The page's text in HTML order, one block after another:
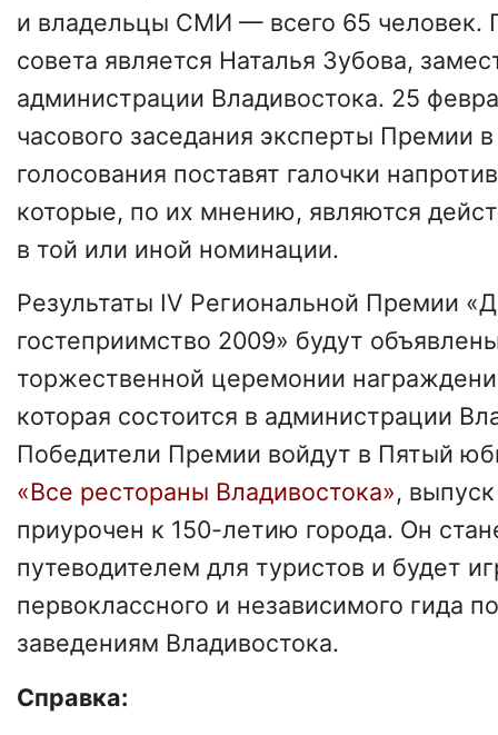
и владельцы СМИ — всего 65 человек.
совета является Наталья Зубова,
администрации Владивостока. 25
часового заседания эксперты Премии
голосования поставят галочки
которые, по их мнению, являются
в той или иной номинации.
Результаты IV Региональной Премии
гостеприимство 2009» будут
торжественной церемонии
которая состоится в администрации
Победители Премии войдут в Пятый
«Все рестораны Владивостока»,
приурочен к 150-летию города. Он
путеводителем для туристов и будет
первоклассного и независимого гида
заведениям Владивостока.
Справка: